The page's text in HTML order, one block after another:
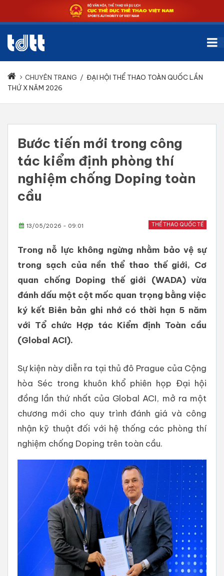
CHUYÊN TRANG / ĐẠI HỘI THỂ THAO TOÀN QUỐC LẦN
THỨ X NĂM 2026
Bước tiến mới trong công
tác kiểm định phòng thí
nghiệm chống Doping toàn
cầu
THỂ THAO QUỐC TẾ
13/05/2026 - 09:01
Trong nỗ lực không ngừng nhằm bảo vệ sự
trong sạch của nền thể thao thế giới, Cơ
quan chống Doping thế giới (WADA) vừa
đánh dấu một cột mốc quan trọng bằng việc
ký kết Biên bản ghi nhớ có thời hạn 5 năm
với Tổ chức Hợp tác Kiểm định Toàn cầu
(Global ACI).
Sự kiện này diễn ra tại thủ đô Prague của Cộng
hòa Séc trong khuôn khổ phiên họp Đại hội
đồng lần thứ nhất của Global ACI, mở ra một
chương mới cho quy trình đánh giá và công
nhận kỹ thuật đối với hệ thống các phòng thí
nghiệm chống Doping trên toàn cầu.